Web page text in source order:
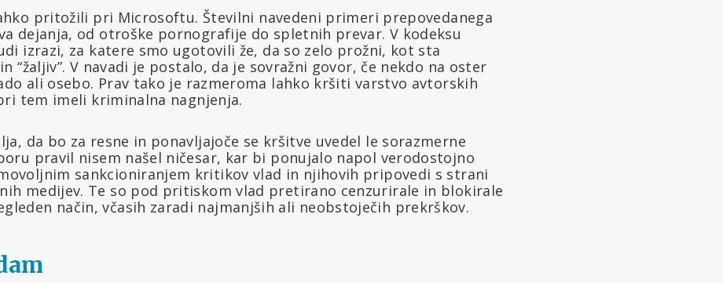
pritožili pri Microsoftu. Številni navedeni primeri prepovedanega
dejanja, od otroške pornografije do spletnih prevar. V kodeksu
izrazi, za katere smo ugotovili že, da so zelo prožni, kot sta
“žaljiv”. V navadi je postalo, da je sovražni govor, če nekdo na oster
ali osebo. Prav tako je razmeroma lahko kršiti varstvo avtorskih
tem imeli kriminalna nagnjenja.
da bo za resne in ponavljajoče se kršitve uvedel le sorazmerne
pravil nisem našel ničesar, kar bi ponujalo napol verodostojno
sankcioniranjem kritikov vlad in njihovih pripovedi s strani
medijev. Te so pod pritiskom vlad pretirano cenzurirale in blokirale
način, včasih zaradi najmanjših ali neobstoječih prekrškov.